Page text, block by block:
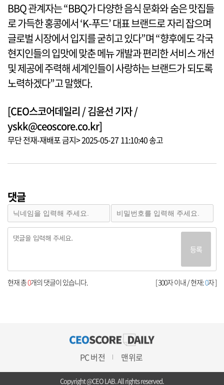
BBQ 관계자는 “BBQ가 다양한 음식 문화와 숨은 맛집들
로 가득한 홍콩에서 ‘K-푸드’ 대표 브랜드로 자리 잡으며
글로벌 시장에서 입지를 굳히고 있다”며 “향후에도 각국
현지인들의 입맛에 맞춘 메뉴 개발과 편리한 서비스 개선
및 제공에 주력해 세계인들이 사랑하는 브랜드가 되도록
노력하겠다”고 말했다.
[CEO스코어데일리 / 김윤선 기자 /
yskk@ceoscore.co.kr]
무단 전재-재배포 금지> 2025-05-27 11:10:40 송고
댓글
등록
[ 300자 이내 / 현재:0자 ]
현재 총0개의 댓글이 있습니다.
PC 버전 맨위로
Copyright @CEO LAB. All rights reserved.